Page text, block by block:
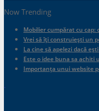
Now Trending
Mobilier cumpărat cu
Vrei să îți construiești un
La cine să apelezi dacă
Este o idee buna sa
Importanța unui website
.